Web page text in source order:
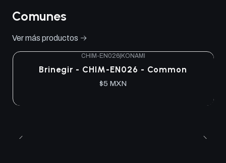
Comunes
Ver más productos
CHIM-EN026| KONAMI
Brinegir - CHIM-EN026 - Common
$5 MXN